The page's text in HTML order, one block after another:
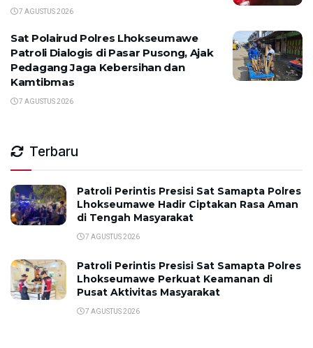
7 AGUSTUS 2026
Sat Polairud Polres Lhokseumawe
Patroli Dialogis di Pasar Pusong, Ajak
Pedagang Jaga Kebersihan dan
Kamtibmas
7 AGUSTUS 2026
Terbaru
Patroli Perintis Presisi Sat Samapta Polres
Lhokseumawe Hadir Ciptakan Rasa Aman
di Tengah Masyarakat
7 AGUSTUS 2026
Patroli Perintis Presisi Sat Samapta Polres
Lhokseumawe Perkuat Keamanan di
Pusat Aktivitas Masyarakat
7 AGUSTUS 2026